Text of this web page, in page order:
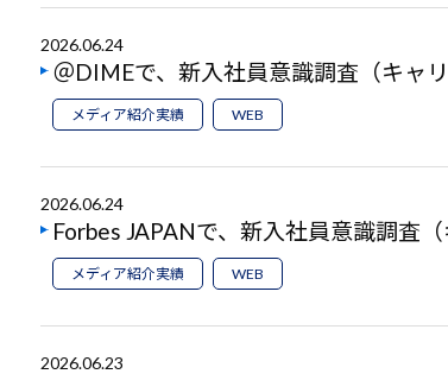
2026.06.24
＠DIMEで、新入社員意識調査（キャ
メディア紹介実績 WEB
2026.06.24
Forbes JAPANで、新入社員意識調査
メディア紹介実績 WEB
2026.06.23